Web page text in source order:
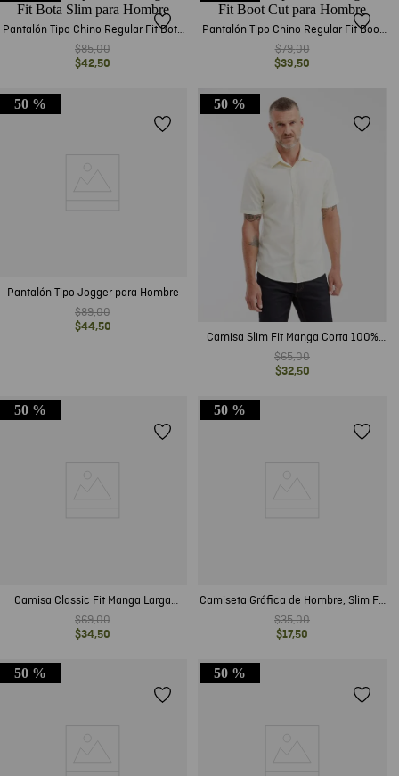
Pantalón Tipo Chino Regular Fit Bota
Slim para Hombre
$85,00
$42,50
Pantalón Tipo Chino Regular Fit Boot
Cut para Hombre
$79,00
$39,50
50 %
Pantalón Tipo Jogger para Hombre
$89,00
$44,50
50 %
Camisa Slim Fit Manga Corta 100%
Algodón para Hombre
$65,00
$32,50
50 %
Camisa Classic Fit Manga Larga
Diseño Overshirt en Algodón para
Hombre
$69,00
$34,50
50 %
Camiseta Gráfica de Hombre, Slim Fit
- Gráficos Chevignon Racing en
Frente y Espalda
$35,00
$17,50
50 % 50 %